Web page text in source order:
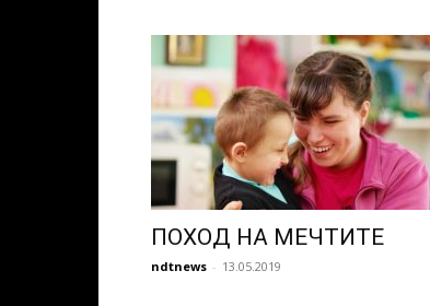
ПОХОД НА МЕЧТИТЕ
ndtnews - 13.05.2019